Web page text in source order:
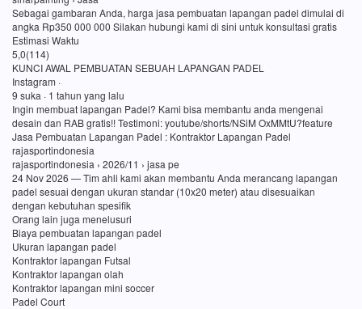
Sebagai gambaran Anda, harga jasa pembuatan lapangan padel dimulai di
angka Rp350 000 000 Silakan hubungi kami di sini untuk konsultasi gratis
Estimasi Waktu
5,0(114)
KUNCI AWAL PEMBUATAN SEBUAH LAPANGAN PADEL
Instagram ·
9 suka · 1 tahun yang lalu
Ingin membuat lapangan Padel? Kami bisa membantu anda mengenai
desain dan RAB gratis!! Testimoni: youtube/shorts/NSiM OxMMtU?feature
Jasa Pembuatan Lapangan Padel : Kontraktor Lapangan Padel
rajasportindonesia
rajasportindonesia › 2026/11 › jasa pe
24 Nov 2026 — Tim ahli kami akan membantu Anda merancang lapangan
padel sesuai dengan ukuran standar (10x20 meter) atau disesuaikan
dengan kebutuhan spesifik
Orang lain juga menelusuri
Biaya pembuatan lapangan padel
Ukuran lapangan padel
Kontraktor lapangan Futsal
Kontraktor lapangan olah
Kontraktor lapangan mini soccer
Padel Court